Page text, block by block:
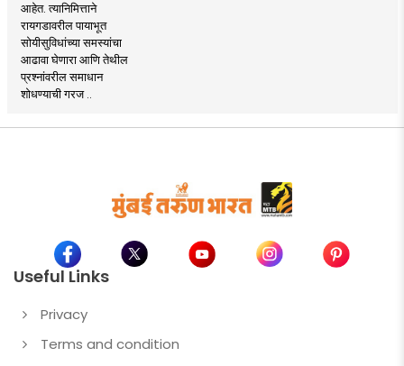
आहेत. त्यानिमित्ताने
रायगडावरील पायाभूत
सोयीसुविधांच्या समस्यांचा
आढावा घेणारा आणि तेथील
प्रश्नांवरील समाधान
शोधण्याची गरज ..
Useful Links
Privacy
Terms and condition